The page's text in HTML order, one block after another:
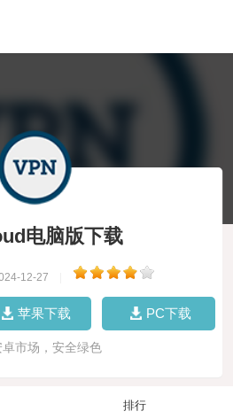
电脑版下载
12-27
苹果下载 PC下载
卓市场，安全绿色
排行